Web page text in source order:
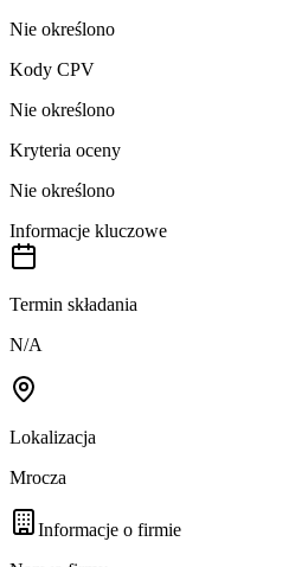
Nie określono
Kody CPV
Nie określono
Kryteria oceny
Nie określono
Informacje kluczowe
Termin składania
N/A
Lokalizacja
Mrocza
Informacje o firmie